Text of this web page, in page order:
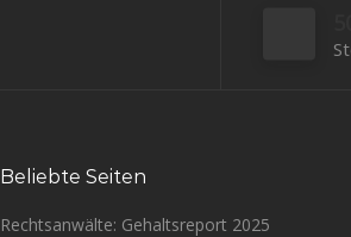
Beliebte Seiten
Rechtsanwälte: Gehaltsreport 2025